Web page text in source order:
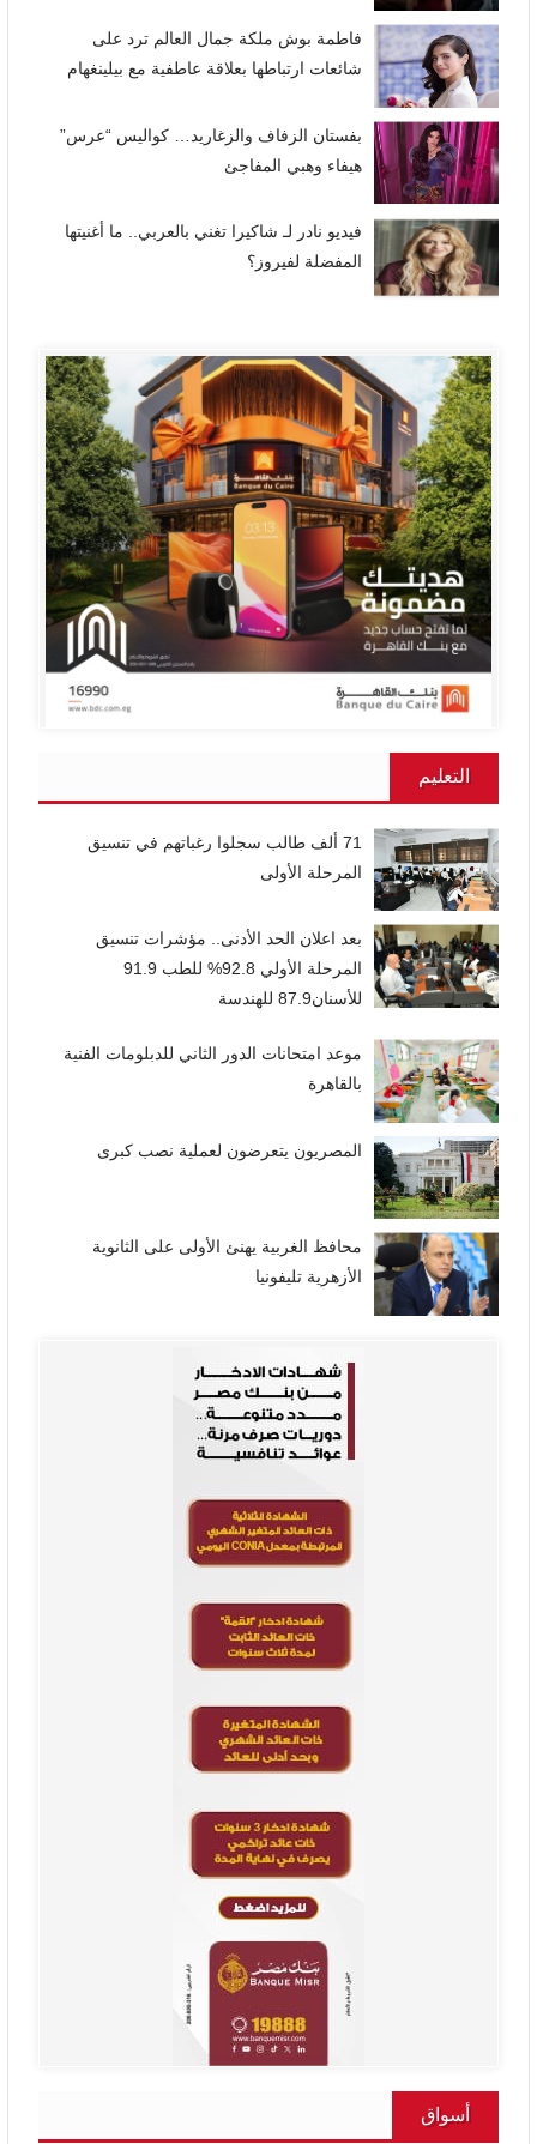
فاطمة بوش ملكة جمال العالم ترد على
شائعات ارتباطها بعلاقة عاطفية مع بيلينغهام
بفستان الزفاف والزغاريد… كواليس “عرس”
هيفاء وهبي المفاجئ
فيديو نادر لـ شاكيرا تغني بالعربي.. ما أغنيتها
المفضلة لفيروز؟
التعليم
71 ألف طالب سجلوا رغباتهم في تنسيق
المرحلة الأولى
بعد اعلان الحد الأدنى.. مؤشرات تنسيق
المرحلة الأولي 92.8% للطب 91.9
للأسنان87.9 للهندسة
موعد امتحانات الدور الثاني للدبلومات الفنية
بالقاهرة
المصريون يتعرضون لعملية نصب كبرى
محافظ الغربية يهنئ الأولى على الثانوية
الأزهرية تليفونيا
أسواق